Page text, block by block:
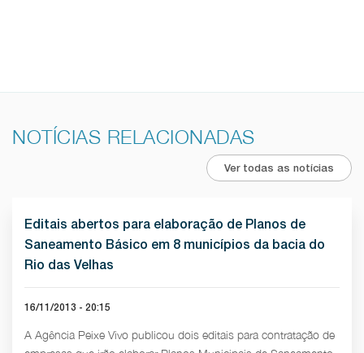
NOTÍCIAS RELACIONADAS
Ver todas as notícias
Editais abertos para elaboração de Planos de
Saneamento Básico em 8 municípios da bacia do
Rio das Velhas
16/11/2013 - 20:15
A Agência Peixe Vivo publicou dois editais para contratação de